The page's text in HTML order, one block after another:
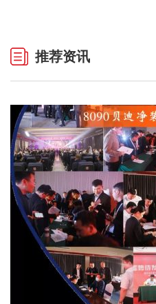
推荐资讯